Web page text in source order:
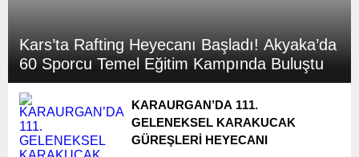
Kars’ta Rafting Heyecanı Başladı! Akyaka’da
60 Sporcu Temel Eğitim Kampında Buluştu
KARAURGAN’DA 111.
GELENEKSEL KARAKUCAK
GÜREŞLERİ HEYECANI